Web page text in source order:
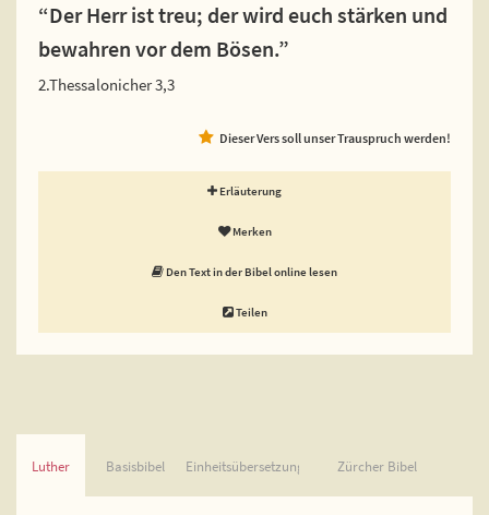
“Der Herr ist treu; der wird euch stärken und
bewahren vor dem Bösen.”
2.Thessalonicher 3,3
Dieser Vers soll unser Trauspruch werden!
Erläuterung
Merken
Den Text in der Bibel online lesen
Teilen
Luther Basisbibel Einheitsübersetzung Zürcher Bibel